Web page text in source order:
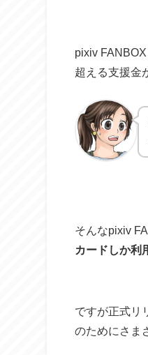
pixiv
超える支援金
そんなpixiv
カードしか利
ですが正式リ
のためにさま